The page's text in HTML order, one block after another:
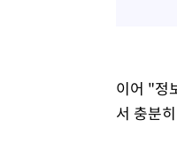
이어 "정
서 충분